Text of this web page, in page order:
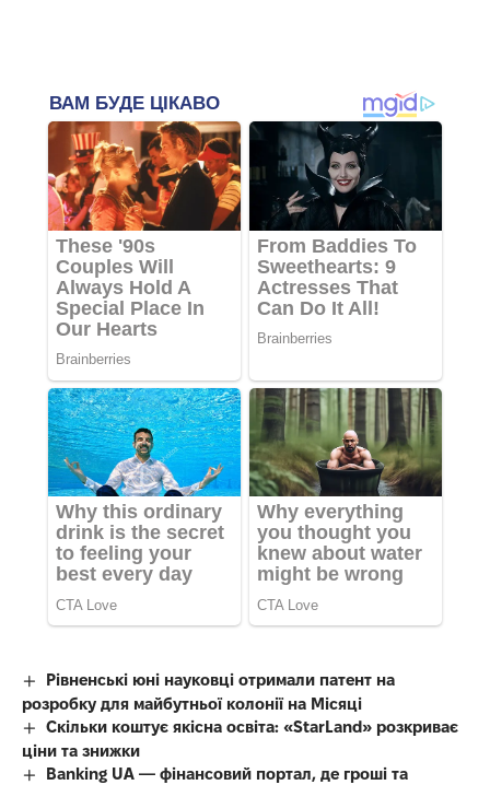
Рівненські юні науковці отримали патент на
розробку для майбутньої колонії на Місяці
Скільки коштує якісна освіта: «StarLand» розкриває
ціни та знижки
Banking UA — фінансовий портал, де гроші та